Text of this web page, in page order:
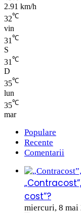
2.91 km/h
32℃
vin
31 ℃
S
31 ℃
D
35℃
lun
35℃
mar
Populare
Recente
Comentarii
cost”?
miercuri, 8 mai